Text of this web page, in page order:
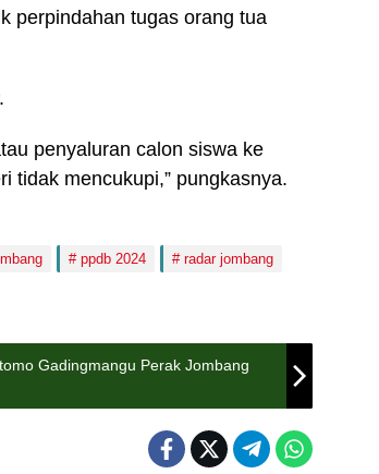
perpindahan tugas orang tua
penyaluran calon siswa ke
tidak mencukupi,” pungkasnya.
ppdb 2024 radar jombang
Gadingmangu Perak Jombang